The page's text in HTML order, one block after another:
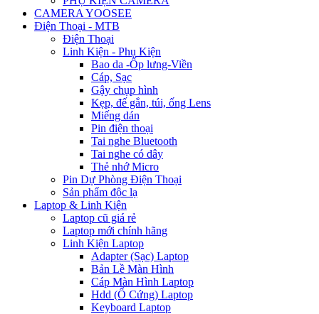
CAMERA YOOSEE
Điện Thoại - MTB
Điện Thoại
Linh Kiện - Phụ Kiện
Bao da -Ốp lưng-Viền
Cáp, Sạc
Gậy chụp hình
Kẹp, đế gắn, túi, ống Lens
Miếng dán
Pin điện thoại
Tai nghe Bluetooth
Tai nghe có dây
Thẻ nhớ Micro
Pin Dự Phòng Điện Thoại
Sản phẩm độc lạ
Laptop & Linh Kiện
Laptop cũ giá rẻ
Laptop mới chính hãng
Linh Kiện Laptop
Adapter (Sạc) Laptop
Bản Lề Màn Hình
Cáp Màn Hình Laptop
Hdd (Ổ Cứng) Laptop
Keyboard Laptop